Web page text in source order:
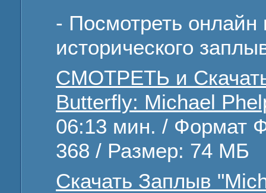
- Посмотреть онлайн
исторического
СМОТРЕТЬ и
Butterfly: Michael
06:13 мин. / Формат
368 / Размер: 74 МБ
Скачать Заплыв